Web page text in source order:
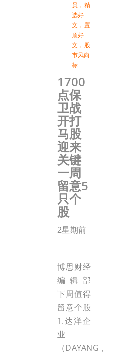
员 ， 精
选好
文 ， 置
顶好
文 ， 股
市风向
标
1700
点保
卫战
开打
马股
迎来
关键
一周
留意5
只个
股
2星期前
博思财经
编辑部
下周值得
留意个股
1.达洋企
业
（DAYANG，